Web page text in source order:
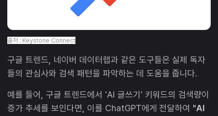
출처 : Keystone Connect
구글 트렌드, 네이버 데이터랩과 같은 도구들은 실제 독자
들의 관심사와 검색 패턴을 파악하는 데 도움을 줍니다.
예를 들어, 구글 트렌드에서 'AI 글쓰기' 키워드의 검색량이
증가 추세를 보인다면, 이를 ChatGPT에게 전달하여 "AI